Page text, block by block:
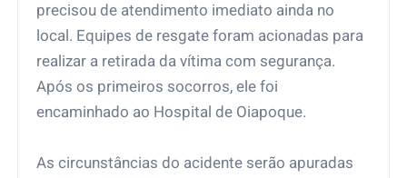
precisou de atendimento imediato ainda no
local. Equipes de resgate foram acionadas para
realizar a retirada da vítima com segurança.
Após os primeiros socorros, ele foi
encaminhado ao Hospital de Oiapoque.
As circunstâncias do acidente serão apuradas